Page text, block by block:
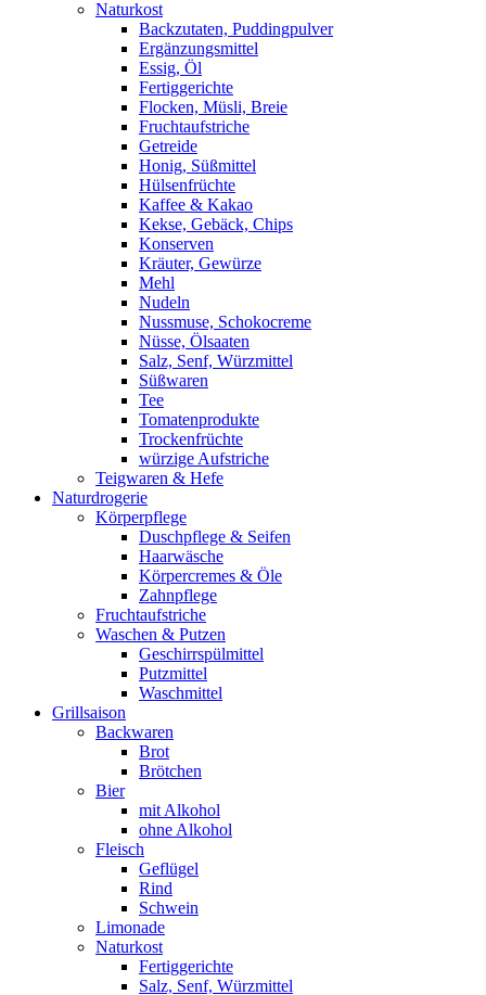
Naturkost
Backzutaten, Puddingpulver
Ergänzungsmittel
Essig, Öl
Fertiggerichte
Flocken, Müsli, Breie
Fruchtaufstriche
Getreide
Honig, Süßmittel
Hülsenfrüchte
Kaffee & Kakao
Kekse, Gebäck, Chips
Konserven
Kräuter, Gewürze
Mehl
Nudeln
Nussmuse, Schokocreme
Nüsse, Ölsaaten
Salz, Senf, Würzmittel
Süßwaren
Tee
Tomatenprodukte
Trockenfrüchte
würzige Aufstriche
Teigwaren & Hefe
Naturdrogerie
Körperpflege
Duschpflege & Seifen
Haarwäsche
Körpercremes & Öle
Zahnpflege
Fruchtaufstriche
Waschen & Putzen
Geschirrspülmittel
Putzmittel
Waschmittel
Grillsaison
Backwaren
Brot
Brötchen
Bier
mit Alkohol
ohne Alkohol
Fleisch
Geflügel
Rind
Schwein
Limonade
Naturkost
Fertiggerichte
Salz, Senf, Würzmittel